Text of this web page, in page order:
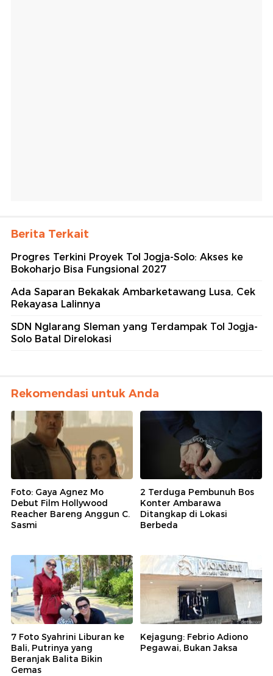
Berita Terkait
Progres Terkini Proyek Tol Jogja-Solo: Akses ke
Bokoharjo Bisa Fungsional 2027
Ada Saparan Bekakak Ambarketawang Lusa, Cek
Rekayasa Lalinnya
SDN Nglarang Sleman yang Terdampak Tol Jogja-
Solo Batal Direlokasi
Rekomendasi untuk Anda
Foto: Gaya Agnez Mo
Debut Film Hollywood
Reacher Bareng Anggun C.
Sasmi
2 Terduga Pembunuh Bos
Konter Ambarawa
Ditangkap di Lokasi
Berbeda
7 Foto Syahrini Liburan ke
Bali, Putrinya yang
Beranjak Balita Bikin
Gemas
Kejagung: Febrio Adiono
Pegawai, Bukan Jaksa